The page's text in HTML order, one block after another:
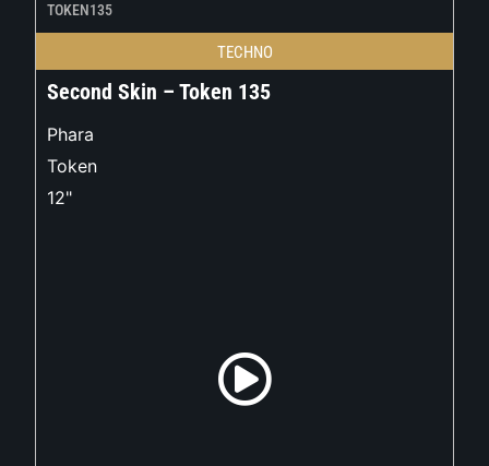
TOKEN135
TECHNO
Second Skin – Token 135
Phara
Token
12"